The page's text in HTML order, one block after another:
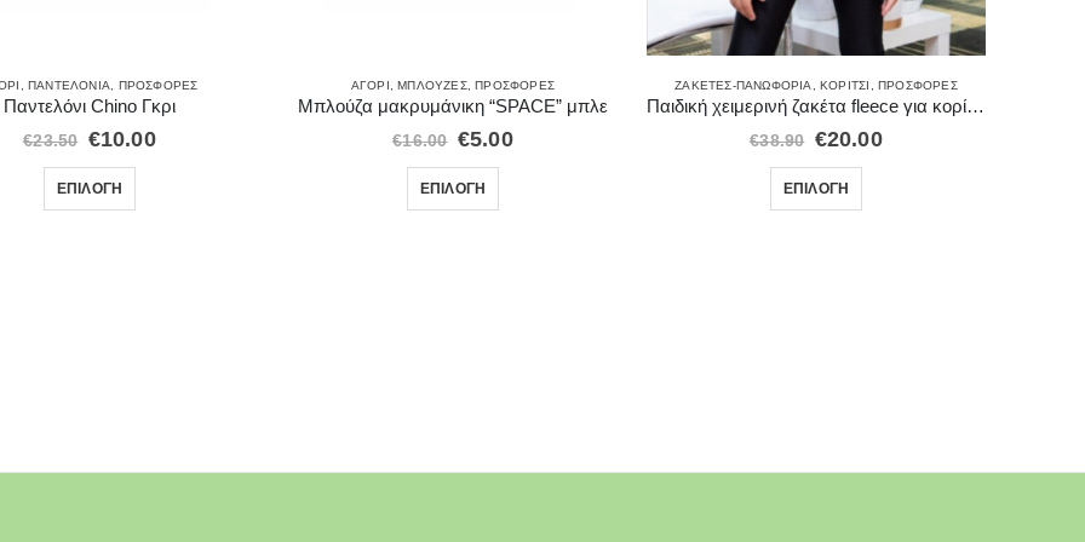
, ΠΑΝΤΕΛΌΝΙΑ, ΠΡΟΣΦΟΡΈΣ
Παντελόνι Chino Γκρι
€23.50 €10.00
ΕΠΙΛΟΓΉ
ΑΓΌΡΙ , ΜΠΛΟΎΖΕΣ, ΠΡΟΣΦΟΡΈΣ
Μπλούζα μακρυμάνικη “SPACE” μπλε
€16.00 €5.00
ΕΠΙΛΟΓΉ
ΖΑΚΈΤΕΣ-ΠΑΝΩΦΌΡΙΑ, ΚΟΡΊΤΣΙ , ΠΡΟΣΦΟΡΈΣ
Παιδική χειμερινή ζακέτα fleece για κορίτσι μοβ με κουμπιά
€38.90 €20.00
ΕΠΙΛΟΓΉ